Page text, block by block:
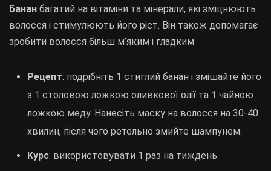
Банан багатий на вітаміни та мінерали, які зміцнюють
волосся і стимулюють його ріст. Він також допомагає
зробити волосся більш м’яким і гладким.
Рецепт: подрібніть 1 стиглий банан і змішайте його
з 1 столовою ложкою оливкової олії та 1 чайною
ложкою меду. Нанесіть маску на волосся на 30-40
хвилин, після чого ретельно змийте шампунем.
Курс: використовувати 1 раз на тиждень.